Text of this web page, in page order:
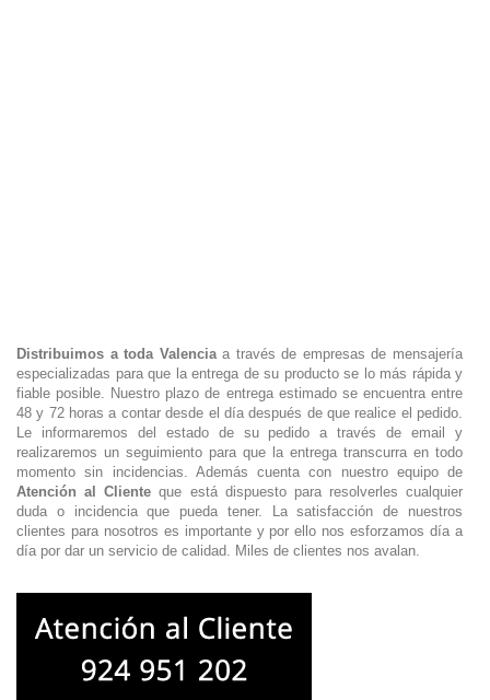
Distribuimos a toda Valenciaa través de empresas de mensajería
especializadas para que la entrega de su producto se lo más rápida y
fiable posible. Nuestro plazo de entrega estimado se encuentra entre
48 y 72 horas a contar desde el día después de que realice el pedido.
Le informaremos del estado de su pedido a través de email y
realizaremos un seguimiento para que la entrega transcurra en todo
momento sin incidencias. Además cuenta con nuestro equipo de
Atención al Cliente que está dispuesto para resolverles cualquier
duda o incidencia que pueda tener. La satisfacción de nuestros
clientes para nosotros es importante y por ello nos esforzamos día a
día por dar un servicio de calidad. Miles de clientes nos avalan.